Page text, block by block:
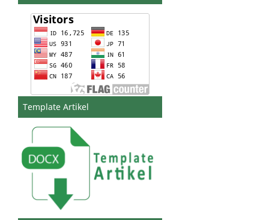
Template Artikel